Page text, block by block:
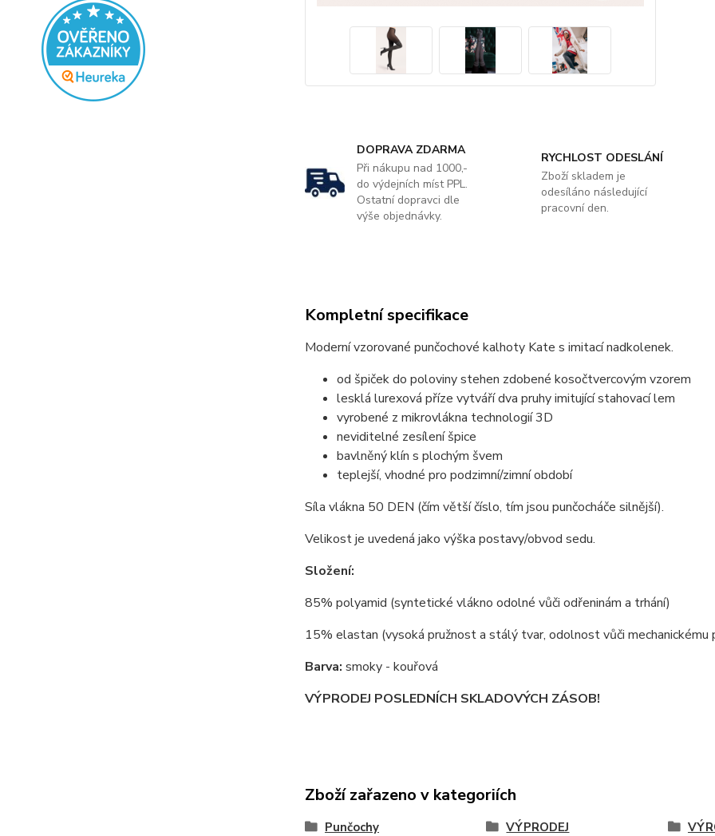
DOPRAVA ZDARMA
Při nákupu nad 1000,-
do výdejních míst PPL.
Ostatní dopravci dle
výše objednávky.
RYCHLOST ODESLÁNÍ
Zboží skladem je
odesíláno následující
pracovní den.
Kompletní specifikace
Moderní vzorované punčochové kalhoty Kate s imitací nadkolenek.
od špiček do poloviny stehen zdobené kosočtvercovým vzorem
lesklá lurexová příze vytváří dva pruhy imitující stahovací lem
vyrobené z mikrovlákna technologií 3D
neviditelné zesílení špice
bavlněný klín s plochým švem
teplejší, vhodné pro podzimní/zimní období
Síla vlákna 50 DEN (čím větší číslo, tím jsou punčocháče silnější).
Velikost je uvedená jako výška postavy/obvod sedu.
Složení:
85% polyamid (syntetické vlákno odolné vůči odřeninám a trhání)
15% elastan (vysoká pružnost a stálý tvar, odolnost vůči mechanickému
Barva: smoky - kouřová
VÝPRODEJ POSLEDNÍCH SKLADOVÝCH ZÁSOB!
Zboží zařazeno v kategoriích
Punčochy VÝPRODEJ